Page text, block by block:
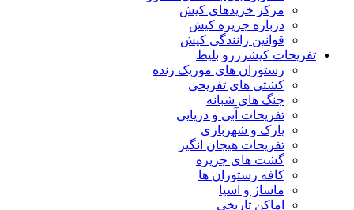
مرکز خریدهای کیش
درباره جزیره کیش
قوانین رانندگی کیش
تفریحات کیشرزرو بلیط
رستوران های موزیک زنده
کشتی های تفریحی
جنگ های شبانه
تفریحات آبی و دریایی
پارک و شهربازی
تفریحات هیجان انگیز
گشت های جزیره
کافه رستوران ها
ماساژ و اسپا
اماکن تاریخی